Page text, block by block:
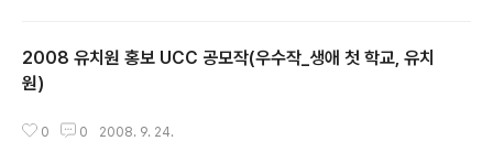
2008 유치원 홍보 UCC 공모작(우수작_생애 첫 학교, 유치
원)
0 0 2008. 9. 24.